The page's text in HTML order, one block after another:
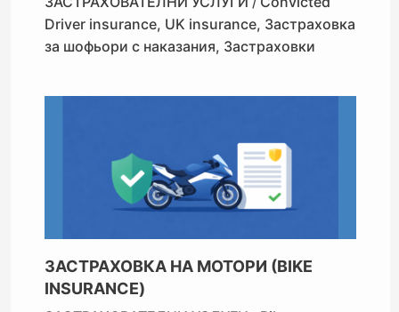
Driver insurance, UK insurance, Застраховка
за шофьори с наказания, Застраховки
ЗАСТРАХОВКА НА МОТОРИ (BIKE
INSURANCE)